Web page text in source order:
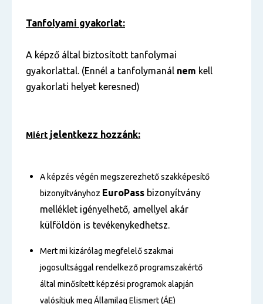
Tanfolyami gyakorlat:
A képző által biztosított tanfolymai
gyakorlattal. (Ennél a tanfolymanál nem kell
gyakorlati helyet keresned)
Miért jelentkezz hozzánk:
A képzés végén megszerezhető szakképesítő
bizonyítványhoz EuroPass bizonyítvány
melléklet igényelhető, amellyel akár
külföldön is tevékenykedhetsz.
Mert mi kizárólag megfelelő szakmai
jogosultsággal rendelkező programszakértő
által minősített képzési programok alapján
valósítjuk meg Államilag Elismert (ÁE)